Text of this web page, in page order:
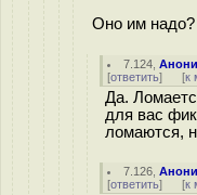
Оно им надо?
7.124 ,
[ответить] [к
Да.
для вас
ломаются,
7.126 ,
[ответить] [к